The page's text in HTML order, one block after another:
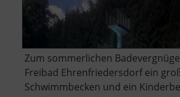
Zum sommerlichen
Freibad Ehrenfriedersdorf ein
Schwimmbecken und ein